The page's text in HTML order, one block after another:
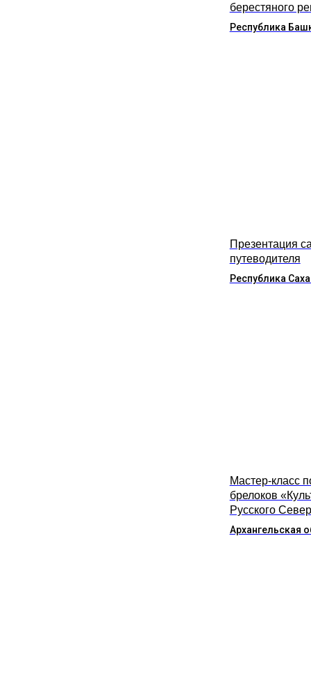
берестяного
Республика
Презентация
путеводителя
Республика
Мастер-класс
брелоков
Русского
Архангельская